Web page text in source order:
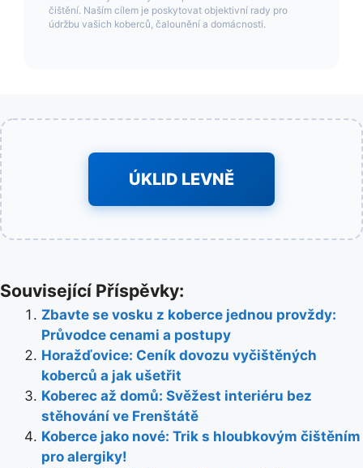
čištění. Naším cílem je poskytovat objektivní rady pro
údržbu vašich koberců, čalounění a domácnosti.
ÚKLID LEVNĚ
Související Příspěvky:
Zbavte se vosku z koberce jednou provždy:
Průvodce cenami a postupy
Horažďovice: Ceník dovozu vyčištěných
koberců a jak ušetřit
Koberec až domů: Svěžest interiéru bez
stěhování ve Frenštátě
Koberce jako nové: Trik s hloubkovým čištěním
pro alergiky!